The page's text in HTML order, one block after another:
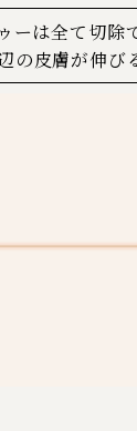
ーは全て切除
の皮膚が伸び